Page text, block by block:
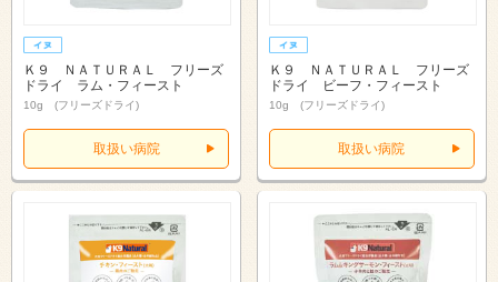
Ｋ９ ＮＡＴＵＲＡＬ フリーズ
ドライ ラム・フィースト
10g (フリーズドライ)
取扱い病院
Ｋ９ ＮＡＴＵＲＡＬ フリーズ
ドライ ビーフ・フィースト
10g (フリーズドライ)
取扱い病院